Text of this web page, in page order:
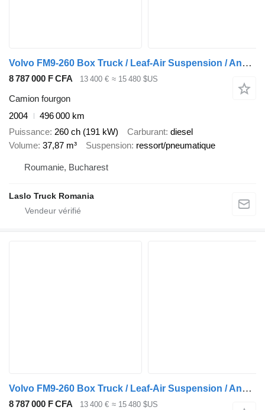
Volvo FM9-260 Box Truck / Leaf-Air Suspension / Analogue Tachograph /
8 787 000 F CFA 13 400 € ≈ 15 480 $US
Camion fourgon
2004
496 000 km
Puissance 260 ch (191 kW) Carburant diesel
Volume 37,87 m³ Suspension ressort/pneumatique
Roumanie, Bucharest
Laslo Truck Romania
Volvo FM9-260 Box Truck / Leaf-Air Suspension / Analogue Tachograph /
8 787 000 F CFA 13 400 € ≈ 15 480 $US